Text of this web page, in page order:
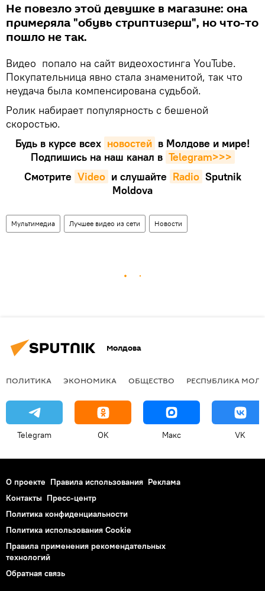
Не повезло этой девушке в магазине: она
примеряла "обувь стриптизерш", но что-то
пошло не так.
Видео попало на сайт видеохостинга YouTube.
Покупательница явно стала знаменитой, так что
неудача была компенсирована судьбой.
Ролик набирает популярность с бешеной
скоростью.
Будь в курсе всех новостей в Молдове и мире!
Подпишись на наш канал в Telegram>>>
Смотрите Video и слушайте Radio Sputnik
Moldova
Мультимедиа Лучшее видео из сети Новости
Молдова
ПОЛИТИКА ЭКОНОМИКА ОБЩЕСТВО РЕСПУБЛИКА
Telegram OK Макс VK
О проекте Правила использования Реклама
Контакты Пресс-центр
Политика конфиденциальности
Политика использования Cookie
Правила применения рекомендательных
технологий
Обратная связь